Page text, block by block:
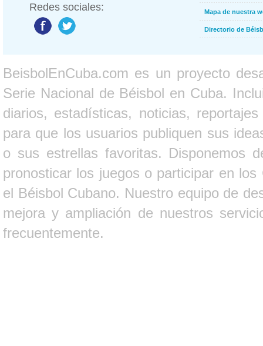
Redes sociales: Mapa de nuestra
Directorio de
BeisbolEnCuba.com es un proyecto
Serie Nacional de Béisbol en Cuba.
diarios, estadísticas, noticias,
para que los usuarios publiquen sus
o sus estrellas favoritas. Disponemos
pronosticar los juegos o participar en
el Béisbol Cubano. Nuestro equipo de
mejora y ampliación de nuestros
frecuentemente.